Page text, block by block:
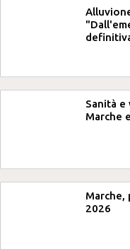
Sanità
Marche
Marche,
2026